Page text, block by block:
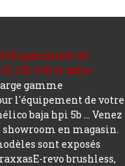
spécialiste du
1/8, 1/10 et autre.
gamme
l'équipement de votre
baja hpi 5b ... Venez
en magasin.
sont exposés
revo brushless,